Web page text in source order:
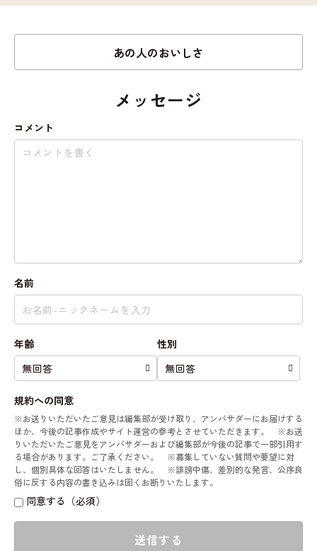
あの人のおいしさ
メッセージ
コメント
名前
年齢 性別
規約への同意
※お送りいただいたご意見は編集部が受け取り、アンバサダーにお届けする
ほか、今後の記事作成やサイト運営の参考とさせていただきます。 ※お送
りいただいたご意見をアンバサダーおよび編集部が今後の記事で一部引用す
る場合があります。ご了承ください。 ※募集していない質問や要望に対
し、個別具体な回答はいたしません。 ※誹謗中傷、差別的な発言、公序良
俗に反する内容の書き込みは固くお断りいたします。
同意する（必須）
送信する